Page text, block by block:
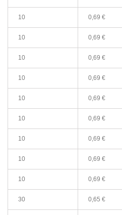
10 0,69 €
10 0,69 €
10 0,69 €
10 0,69 €
10 0,69 €
10 0,69 €
10 0,69 €
10 0,69 €
10 0,69 €
30 0,65 €